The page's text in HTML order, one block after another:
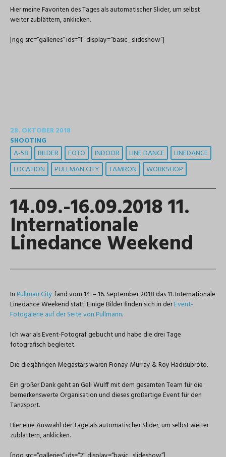
Hier meine Favoriten des Tages als automatischer Slider, um selbst
weiter zublättern, anklicken.
[ngg src=“galleries“ ids=“1″ display=“basic_slideshow“]
28. OKTOBER 2018
SHOOTING
A-58 BILDER FOTO INDOOR LINE DANCE
LINEDANCE
LOCATION
PULLMAN CITY TAMRON WORKSHOP
14.09.-16.09.2018 11.
Internationale
Linedance Weekend
In Pullman Cityfand vom 14. – 16. September 2018 das 11. Internationale
Linedance Weekend statt. Einige Bilder finden sich in derEvent-
Fotogalerie auf der Seite von Pullmann.
Ich war als Event-Fotograf gebucht und habe die drei Tage
fotografisch begleitet.
Die diesjährigen Megastars waren Fionay Murray & Roy Hadisubroto.
Ein großer Dank geht an Geli Wulff mit dem gesamten Team für die
bemerkenswerte Organisation und dieses großartige Event für den
Tanzsport.
Hier eine Auswahl der Tage als automatischer Slider, um selbst weiter
zublättern, anklicken.